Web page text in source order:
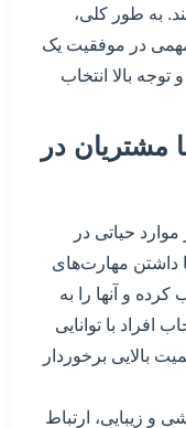
به طور کلی،
در موفقیت یک
بالا انتخاب
مشتریان در
حیاتی در
داشتن مهارت‌های
و آنها را به
افراد با توانایی
بالایی برخوردار
و زیبایی، ارتباط